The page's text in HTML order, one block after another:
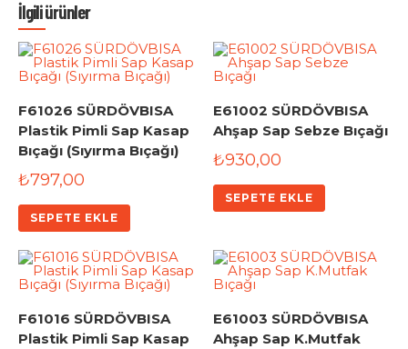
İlgili ürünler
F61026 SÜRDÖVBISA
Plastik Pimli Sap Kasap
Bıçağı (Sıyırma Bıçağı)
₺797,00
SEPETE EKLE
E61002 SÜRDÖVBISA
Ahşap Sap Sebze Bıçağı
₺930,00
SEPETE EKLE
F61016 SÜRDÖVBISA
Plastik Pimli Sap Kasap
E61003 SÜRDÖVBISA
Ahşap Sap K.Mutfak